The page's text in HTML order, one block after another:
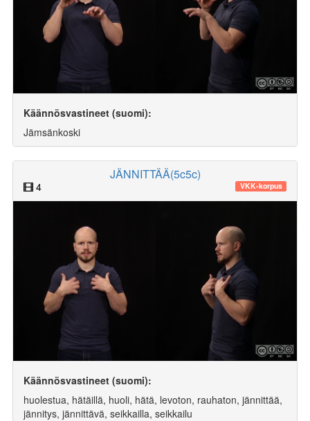
Käännösvastineet (suomi):
Jämsänkoski
JÄNNITTÄÄ(5c5c)
4 VKK-korpus
Käännösvastineet (suomi):
huolestua, hätäillä, huoli, hätä, levoton, rauhaton, jännittää,
jännitys, jännittävä, seikkailla, seikkailu